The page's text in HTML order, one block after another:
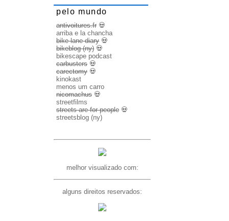
pelo mundo
antivoitures.fr 💀
arriba e la chancha
bike lane diary 💀
bikeblog (ny) 💀
bikescape podcast
carbusters 💀
carectomy 💀
kinokast
menos um carro
nicomachus 💀
streetfilms
streets are for people 💀
streetsblog (ny)
melhor visualizado com:
alguns direitos reservados: